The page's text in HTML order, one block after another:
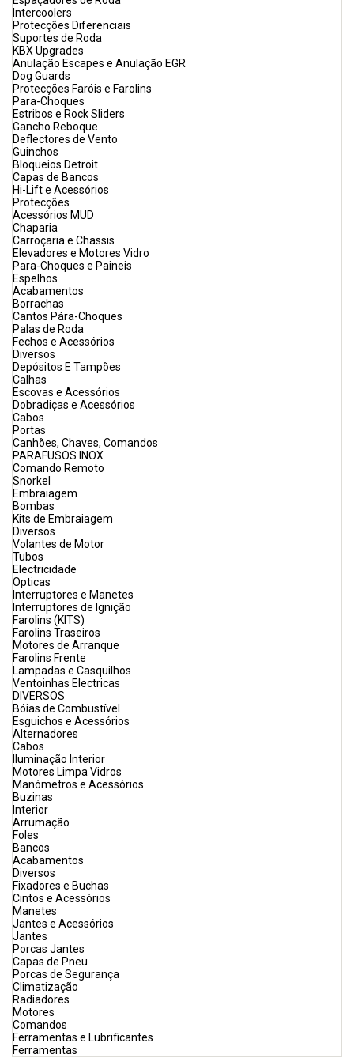
Intercoolers
Protecções Diferenciais
Suportes de Roda
KBX Upgrades
Anulação Escapes e Anulação EGR
Dog Guards
Protecções Faróis e Farolins
Para-Choques
Estribos e Rock Sliders
Gancho Reboque
Deflectores de Vento
Guinchos
Bloqueios Detroit
Capas de Bancos
Hi-Lift e Acessórios
Protecções
Acessórios MUD
Chaparia
Carroçaria e Chassis
Elevadores e Motores Vidro
Para-Choques e Paineis
Espelhos
Acabamentos
Borrachas
Cantos Pára-Choques
Palas de Roda
Fechos e Acessórios
Diversos
Depósitos E Tampões
Calhas
Escovas e Acessórios
Dobradiças e Acessórios
Cabos
Portas
Canhões, Chaves, Comandos
PARAFUSOS INOX
Comando Remoto
Snorkel
Embraiagem
Bombas
Kits de Embraiagem
Diversos
Volantes de Motor
Tubos
Electricidade
Opticas
Interruptores e Manetes
Interruptores de Ignição
Farolins (KITS)
Farolins Traseiros
Motores de Arranque
Farolins Frente
Lampadas e Casquilhos
Ventoinhas Electricas
DIVERSOS
Bóias de Combustível
Esguichos e Acessórios
Alternadores
Cabos
Iluminação Interior
Motores Limpa Vidros
Manómetros e Acessórios
Buzinas
Interior
Arrumação
Foles
Bancos
Acabamentos
Diversos
Fixadores e Buchas
Cintos e Acessórios
Manetes
Jantes e Acessórios
Jantes
Porcas Jantes
Capas de Pneu
Porcas de Segurança
Climatização
Radiadores
Motores
Comandos
Ferramentas e Lubrificantes
Ferramentas